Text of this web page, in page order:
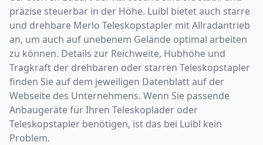
präzise steuerbar in der Höhe. Luibl bietet auch starre
und drehbare Merlo Teleskopstapler mit Allradantrieb
an, um auch auf unebenem Gelände optimal arbeiten
zu können. Details zur Reichweite, Hubhöhe und
Tragkraft der drehbaren oder starren Teleskopstapler
finden Sie auf dem jeweiligen Datenblatt auf der
Webseite des Unternehmens. Wenn Sie passende
Anbaugeräte für Ihren Teleskoplader oder
Teleskopstapler benötigen, ist das bei Luibl kein
Problem.